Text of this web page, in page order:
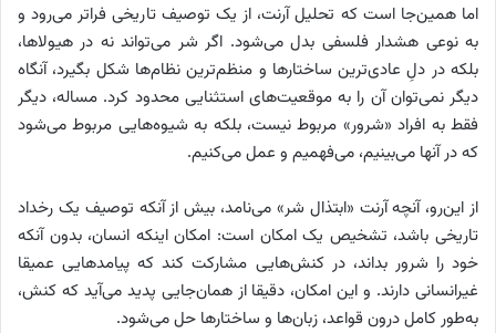
اما همین‌جا است که تحلیل آرنت، از یک توصیف تاریخی فراتر می‌رود و
به نوعی هشدار فلسفی بدل می‌شود. اگر شر می‌تواند نه در هیولاها،
بلکه در دلِ عادی‌ترین ساختارها و منظم‌ترین نظام‌ها شکل بگیرد، آنگاه
دیگر نمی‌توان آن را به موقعیت‌های استثنایی محدود کرد. مساله، دیگر
فقط به افراد «شرور» مربوط نیست، بلکه به شیوه‌هایی مربوط می‌شود
که در آنها می‌بینیم، می‌فهمیم و عمل می‌کنیم.
از این‌رو، آنچه آرنت «ابتذال شر» می‌نامد، بیش از آنکه توصیف یک رخداد
تاریخی باشد، تشخیص یک امکان است: امکان اینکه انسان، بدون آنکه
خود را شرور بداند، در کنش‌هایی مشارکت کند که پیامدهایی عمیقا
غیرانسانی دارند. و این امکان، دقیقا از همان‌جایی پدید می‌آید که کنش،
به‌طور کامل درون قواعد، زبان‌ها و ساختارها حل می‌شود.